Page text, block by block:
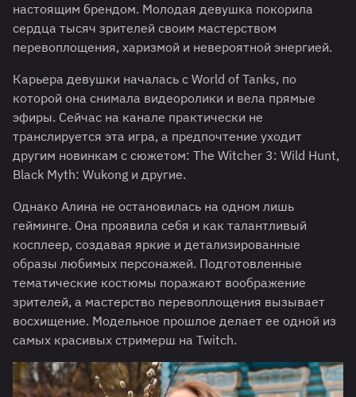
настоящим брендом. Молодая девушка покорила
сердца тысяч зрителей своим мастерством
перевоплощения, харизмой и невероятной энергией.
Карьера девушки началась с World of Tanks, по
которой она снимала видеоролики и вела прямые
эфиры. Сейчас на канале практически не
транслируется эта игра, а предпочтение уходит
другим новинкам с сюжетом: The Witcher 3: Wild Hunt,
Black Myth: Wukong и другие.
Однако Алина не остановилась на одном лишь
гейминге. Она проявила себя и как талантливый
косплеер, создавая яркие и детализированные
образы любимых персонажей. Подготовленные
тематические костюмы поражают воображение
зрителей, а мастерство перевоплощения вызывает
восхищение. Модельное прошлое делает ее одной из
самых красивых стримерш на Twitch.